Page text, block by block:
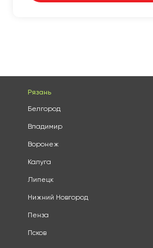
Рязань
Белгород
Владимир
Воронеж
Калуга
Липецк
Нижний Новгород
Пенза
Псков